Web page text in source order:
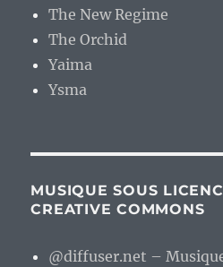
The New Regime
The Orchid
Yaima
Ysma
MUSIQUE SOUS
CREATIVE COMMONS
@diffuser.net –